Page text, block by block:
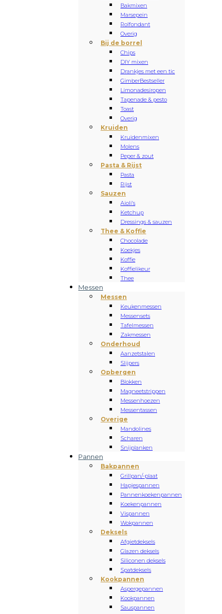
Bakmixen
Marsepein
Rolfondant
Overig
Bij de borrel
Chips
DIY mixen
Drankjes met een tic
GimberBestseller
Limonadesiropen
Tapenade & pesto
Toast
Overig
Kruiden
Kruidenmixen
Molens
Peper & zout
Pasta & Rijst
Pasta
Rijst
Sauzen
Aioli’s
Ketchup
Dressings & sauzen
Thee & Koffie
Chocolade
Koekjes
Koffie
Koffielikeur
Thee
Messen
Messen
Keukenmessen
Messensets
Tafelmessen
Zakmessen
Onderhoud
Aanzetstalen
Slijpers
Opbergen
Blokken
Magneetstrippen
Messenhoezen
Messentassen
Overige
Mandolines
Scharen
Snijplanken
Pannen
Bakpannen
Grillpan/-plaat
Hapjespannen
Pannenkoekenpannen
Koekenpannen
Vispannen
Wokpannen
Deksels
Afgietdeksels
Glazen deksels
Siliconen deksels
Spatdeksels
Kookpannen
Aspergepannen
Kookpannen
Sauspannen